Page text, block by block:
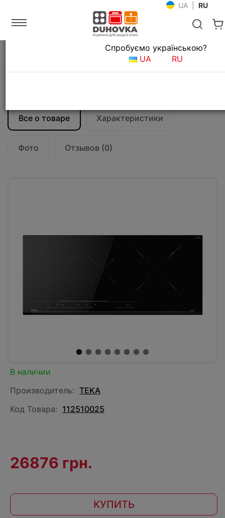
UA RU
Встраиваемая техника
Индукционные варочные поверхности
Индукционная варочная поверхность
Все о товаре Характеристики
Фото Отзывов (0)
Язык магазина
Спробуємо українською?
UA
RU
В наличии
Производитель: TEKA
Код Товара: 112510025
26876 грн.
КУПИТЬ